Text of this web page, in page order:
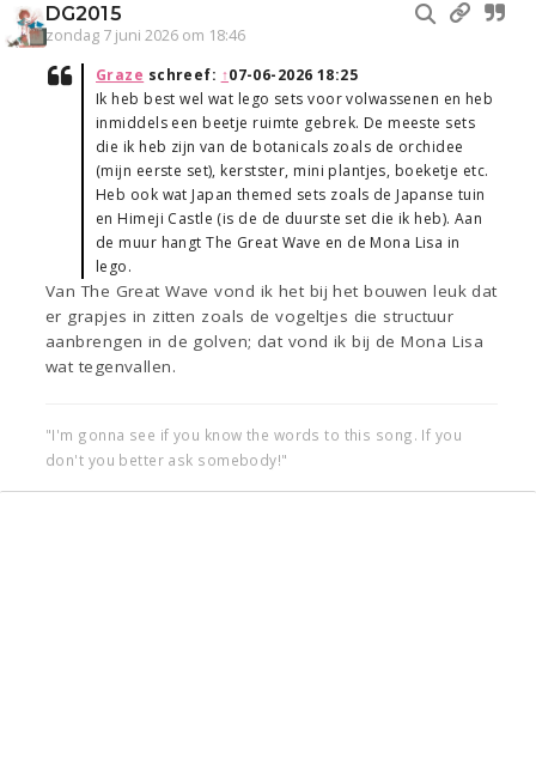
DG2015
zondag 7 juni 2026 om 18:46
Graze schreef: ↑07-06-2026 18:25
Ik heb best wel wat lego sets voor volwassenen en heb
inmiddels een beetje ruimte gebrek. De meeste sets
die ik heb zijn van de botanicals zoals de orchidee
(mijn eerste set), kerstster, mini plantjes, boeketje etc.
Heb ook wat Japan themed sets zoals de Japanse tuin
en Himeji Castle (is de de duurste set die ik heb). Aan
de muur hangt The Great Wave en de Mona Lisa in
lego.
Van The Great Wave vond ik het bij het bouwen leuk dat
er grapjes in zitten zoals de vogeltjes die structuur
aanbrengen in de golven; dat vond ik bij de Mona Lisa
wat tegenvallen.
"I'm gonna see if you know the words to this song. If you
don't you better ask somebody!"